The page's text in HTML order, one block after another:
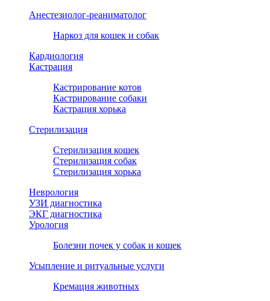
Анестезиолог-реаниматолог
Наркоз для кошек и собак
Кардиология
Кастрация
Кастрирование котов
Кастрирование собаки
Кастрация хорька
Стерилизация
Стерилизация кошек
Стерилизация собак
Стерилизация хорька
Неврология
УЗИ диагностика
ЭКГ диагностика
Урология
Болезни почек у собак и кошек
Усыпление и ритуальные услуги
Кремация животных